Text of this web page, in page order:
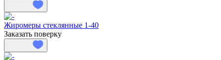
Жиромеры стеклянные 1-40
Заказать поверку